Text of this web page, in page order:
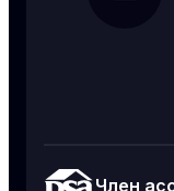
Член